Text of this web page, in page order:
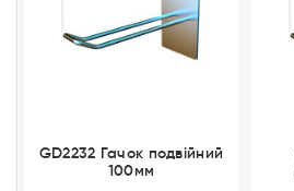
GD2232 Гачок подвійний
100мм